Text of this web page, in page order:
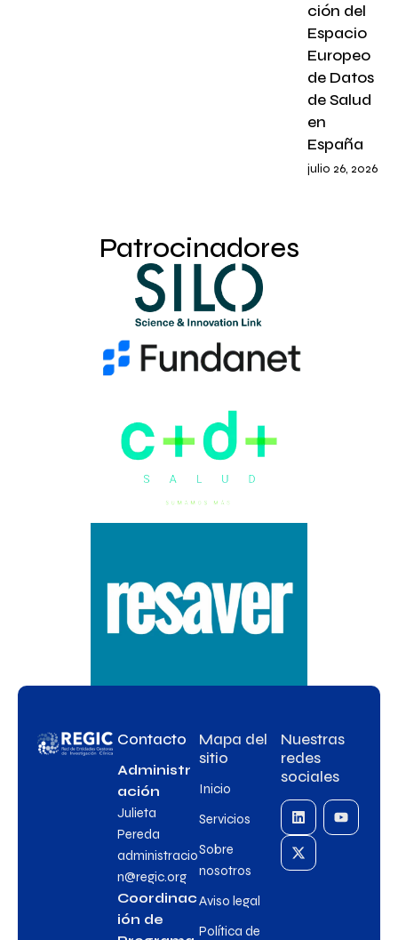
ción del
Espacio
Europeo
de Datos
de Salud
en
España
julio 26, 2026
Patrocinadores
Contacto
Administr
ación
Julieta
Pereda
administracio
n@regic.org
Coordinac
ión de
Mapa del
sitio
Inicio
Servicios
Sobre
nosotros
Aviso legal
Política de
Nuestras
redes
sociales